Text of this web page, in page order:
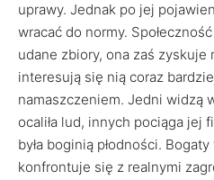
uprawy. Jednak po jej
wracać do normy.
udane zbiory, ona zaś
interesują się nią coraz
namaszczeniem. Jedni widzą
ocaliła lud, innych pociąga jej
była boginią płodności.
konfrontuje się z realnymi